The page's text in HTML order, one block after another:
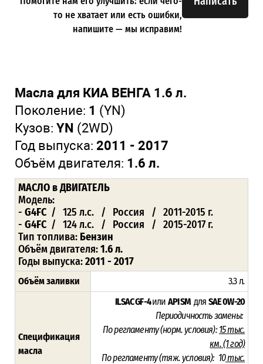
то не хватает или есть ошибки,
напишите — мы исправим!
Масла для КИА ВЕНГА 1.6 л.
Поколение: 1 (YN)
Кузов: YN (2WD)
Год выпуска: 2011 - 2017
Объём двигателя: 1.6 л.
МАСЛО в ДВИГАТЕЛЬ
Модель:
- G4FC/ 125 л.с. / Россия / 2011-2015 г.
- G4FC/ 124 л.с. / Россия / 2015-2017 г.
Тип топлива: Бензин
Объём двигателя:1.6 л.
Годы выпуска:2011 - 2017
Объём заливки 3.3 л.
Спецификация
масла
ILSAC GF-4или API SM для SAE 0W-20
Периодичность замены:
По регламенту (норм. условия): 15 тыс.
км.(1 год)
По регламенту (тяж. условия): 10тыс.